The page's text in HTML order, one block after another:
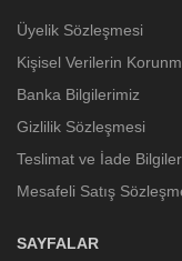
Üyelik Sözleşmesi
Kişisel Verilerin
Banka Bilgilerimiz
Gizlilik Sözleşmesi
Teslimat ve İade
Mesafeli Satış
SAYFALAR